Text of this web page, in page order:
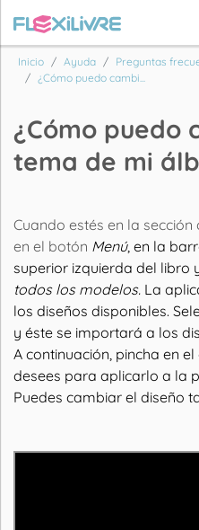
Inicio Ayuda
Preguntas
¿Cómo puedo cambi...
¿Cómo puedo
tema de mi
Cuando estés en la
en el botón Menú, en la
superior izquierda del libro
todos los modelos. La
los diseños disponibles.
y éste se importará a los
A continuación, pincha en
desees para aplicarlo a la
Puedes cambiar el diseño